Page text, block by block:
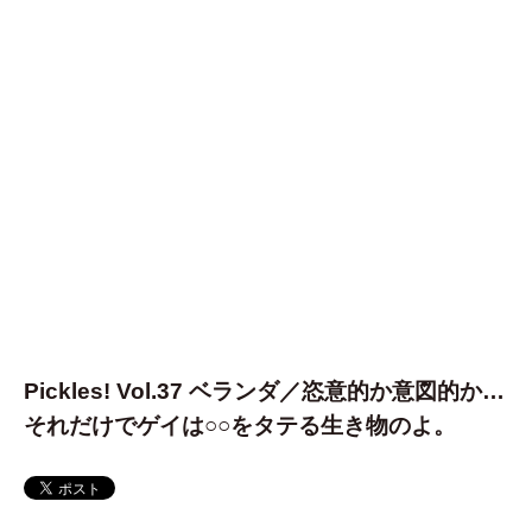
Pickles! Vol.37 ベランダ／恣意的か意図的か…
それだけでゲイは○○をタテる生き物のよ。